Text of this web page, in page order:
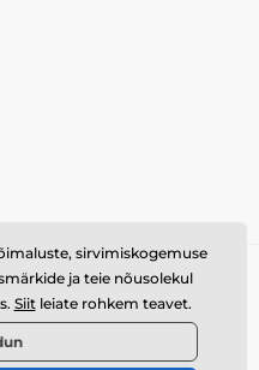
14, 747 18, Píšť, Tšehhi
sirvimiskogemuse
ja teie nõusolekul
Siitleiate rohkem teavet.